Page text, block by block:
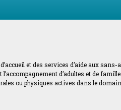
et des services d’aide aux sans-
d’adultes et de
ou physiques actives dans le domaine